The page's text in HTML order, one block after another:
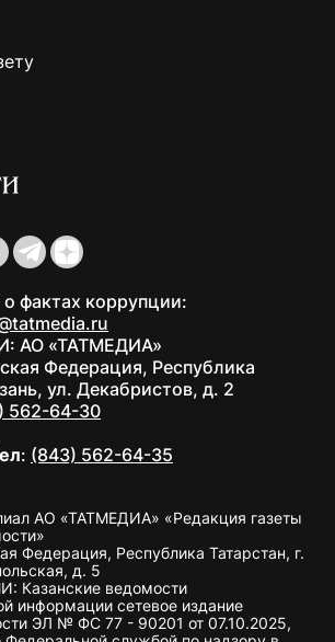
фактах коррупции:
АО «ТАТМЕДИА»
Федерация, Республика
ул. Декабристов, д. 2
562-64-30
: (843) 562-64-35
АО «ТАТМЕДИА» «Редакция газеты
Федерация, Республика Татарстан, г.
д. 5
Казанские ведомости
информации сетевое издание
ЭЛ № ФС 77 - 90201 от 07.10.2025,